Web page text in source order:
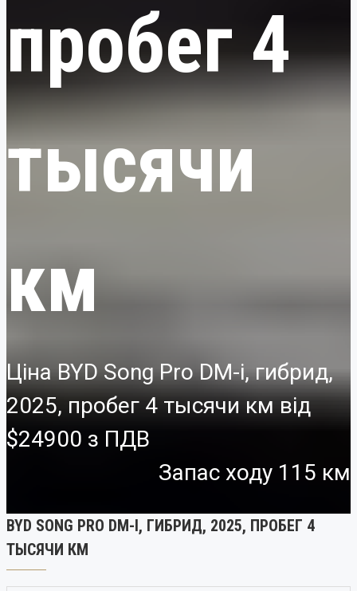
пробег 4
тысячи
км
Ціна BYD Song Pro DM-i, гибрид,
2025, пробег 4 тысячи км від
$24900
Запас ходу 115 км
BYD SONG PRO DM-I, ГИБРИД, 2025, ПРОБЕГ 4
ТЫСЯЧИ КМ